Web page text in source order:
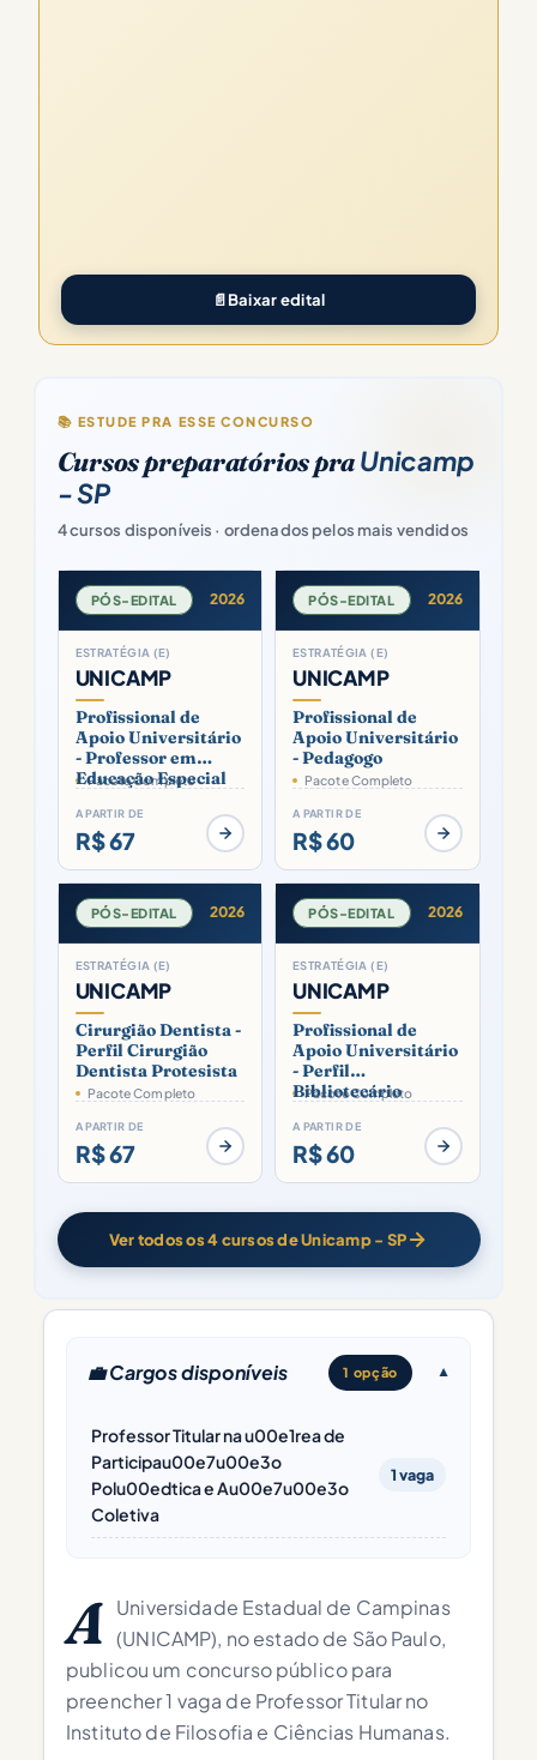
📄Baixar edital
📚 ESTUDE PRA ESSE CONCURSO
Cursos preparatórios praUnicamp
- SP
4 cursos disponíveis · ordenados pelos mais vendidos
PÓS-EDITAL 2026
ESTRATÉGIA (E)
UNICAMP
Profissional de
Apoio Universitário
- Professor em
Educação Especial
Pacote Completo
A PARTIR DE
R$ 67
PÓS-EDITAL 2026
ESTRATÉGIA (E)
UNICAMP
Profissional de
Apoio Universitário
- Pedagogo
Pacote Completo
A PARTIR DE
R$ 60
PÓS-EDITAL 2026
ESTRATÉGIA (E)
UNICAMP
Cirurgião Dentista -
Perfil Cirurgião
Dentista Protesista
Pacote Completo
A PARTIR DE
R$ 67
PÓS-EDITAL 2026
ESTRATÉGIA (E)
UNICAMP
Profissional de
Apoio Universitário
- Perfil
Bibliotecário
Pacote Completo
A PARTIR DE
R$ 60
Ver todos os 4 cursos de Unicamp - SP
💼 Cargos disponíveis 1 opção
Professor Titular na u00e1rea de
Participau00e7u00e3o
Polu00edtica e Au00e7u00e3o
Coletiva
1 vaga
A Universidade Estadual de Campinas
(UNICAMP), no estado de São Paulo,
publicou um concurso público para
preencher 1 vaga de Professor Titular no
Instituto de Filosofia e Ciências Humanas.